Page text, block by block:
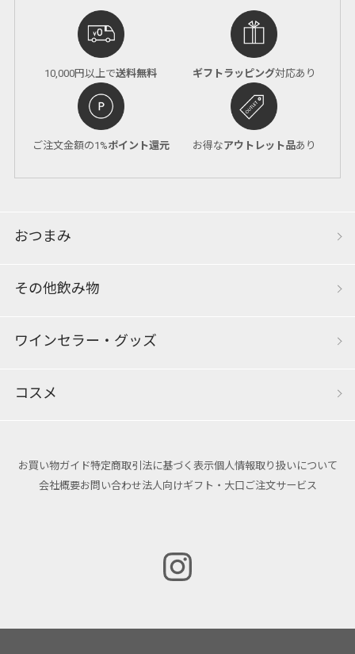
10,000円以上で送料無料 ギフトラッピング対応あり
ご注文金額の1%ポイント還元 お得なアウトレット品あり
おつまみ
その他飲み物
ワインセラー・グッズ
コスメ
お買い物ガイド特定商取引法に基づく表示個人情報取り扱いについて
会社概要お問い合わせ法人向けギフト・大口ご注文サービス